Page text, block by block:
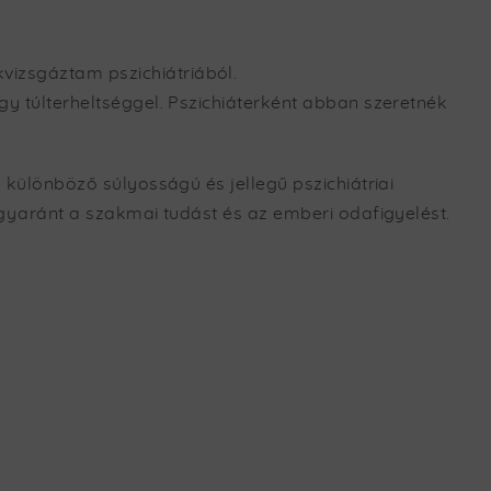
pszichiátriából.
túlterheltséggel. Pszichiáterként abban szeretnék
súlyosságú és jellegű pszichiátriai
a szakmai tudást és az emberi odafigyelést.